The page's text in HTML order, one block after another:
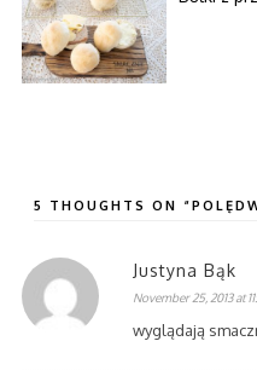
5 THOUGHTS ON
Justyna Bąk
November 25, 2013 at
wyglądają